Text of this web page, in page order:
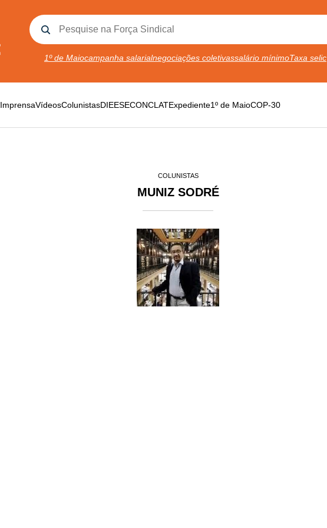
1º de Maiocampanha salarialnegociações coletivassalário mínimoTaxa selic
ImprensaVídeosColunistasDIEESECONCLATExpediente1º de MaioCOP-30
COLUNISTAS
MUNIZ SODRÉ